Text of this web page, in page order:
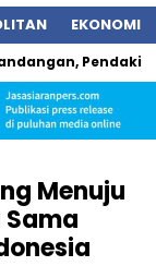
EKONOMI
Pendaki
Menuju